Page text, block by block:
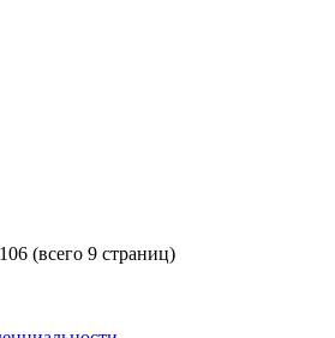
(всего 9 страниц)